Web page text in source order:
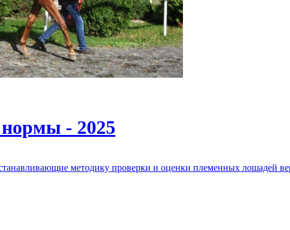
- 2025
методику проверки и оценки племенных лошадей